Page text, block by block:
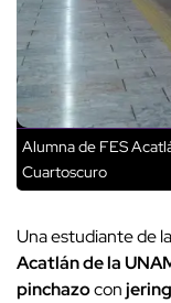
Alumna de FES
Cuartoscuro
Una estudiante de
Acatlán de la
pinchazocon